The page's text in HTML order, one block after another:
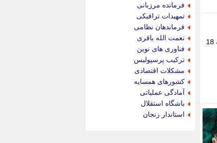
رییس مرکز اورژانس و فوریت های پزشکی البرز از وقوع آتش سوزی در مسکن مهر ماهدشت خبر داد و گفت: این حادثه 18
فرمانده مرزبانی
تمهیدات ترافیکی
فرماندهان نظامی
نعمت الله باقری
فناوری های نوین
ترکیب پرسپولیس
مشکلات اقتصادی
کشورهای همسایه
آمادگی عملیاتی
باشگاه استقلال
استاندار زنجان